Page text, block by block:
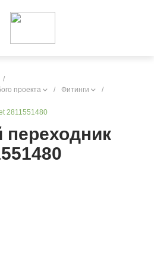
/
проекта
/ Фитинги
/
2811551480